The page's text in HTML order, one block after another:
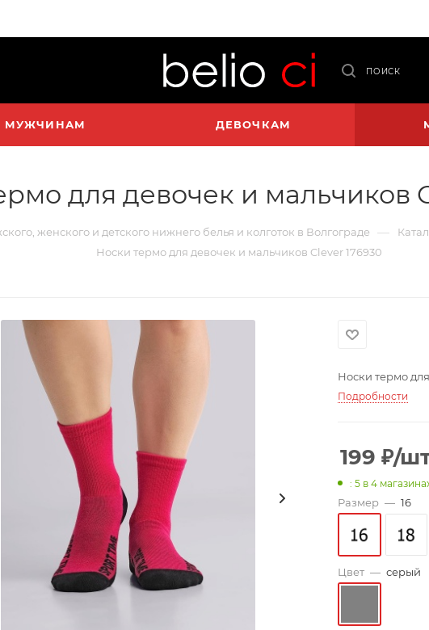
ПОИСК
МУЖЧИНАМ ДЕВОЧКАМ
для девочек и мальчиков
женского и детского нижнего белья и колготок в Волгограде —
Носки термо для девочек и мальчиков Clever 176930
Носки термо
Подробности
199 ₽/
: 5 в 4
Размер — 16
Цвет — серый